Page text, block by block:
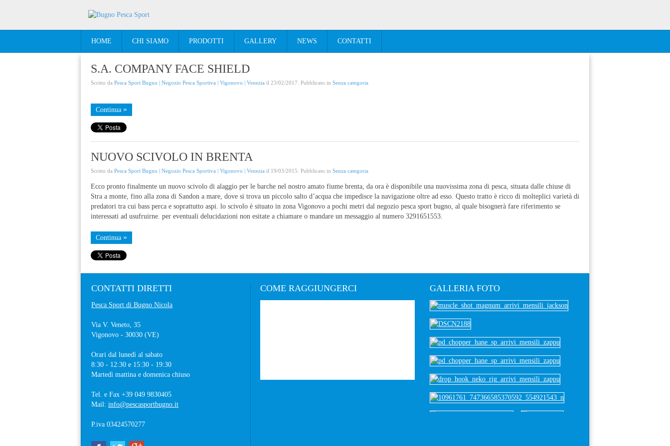
HOME CHI SIAMO PRODOTTI GALLERY NEWS CONTATTI
S.A. COMPANY FACE SHIELD
Scritto da Pesca Sport Bugno | Negozio Pesca Sportiva | Vigonovo | Venezia il 23/02/2017 . Pubblicato in Senza categoria
Continua
NUOVO SCIVOLO IN BRENTA
Scritto da Pesca Sport Bugno | Negozio Pesca Sportiva | Vigonovo | Venezia il 19/03/2015 . Pubblicato in Senza categoria
Ecco pronto finalmente un nuovo scivolo di alaggio per le barche nel nostro amato fiume brenta, da ora è disponibile una nuovissima zona di pesca, situata dalle chiuse di
Stra a monte, fino alla zona di Sandon a mare, dove si trova un piccolo salto d’acqua che impedisce la navigazione oltre ad esso. Questo tratto è ricco di molteplici varietà di
predatori tra cui bass perca e soprattutto aspi. lo scivolo è situato in zona Vigonovo a pochi metri dal negozio pesca sport bugno, al quale bisognerà fare riferimento se
interessati ad usufruirne. per eventuali delucidazioni non esitate a chiamare o mandare un messaggio al numero 3291651553.
Continua
CONTATTI DIRETTI
Pesca Sport di Bugno Nicola
Via V. Veneto, 35
Vigonovo - 30030 (VE)
Orari dal lunedì al sabato
8:30 - 12:30 e 15:30 - 19:30
Martedì mattina e domenica chiuso
Tel. e Fax +39 049 9830405
Mail: info@pescasportbugno.it
P.iva 03424570277
COME RAGGIUNGERCI GALLERIAFOTO